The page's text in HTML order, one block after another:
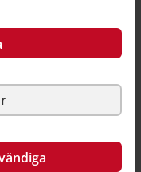
sida